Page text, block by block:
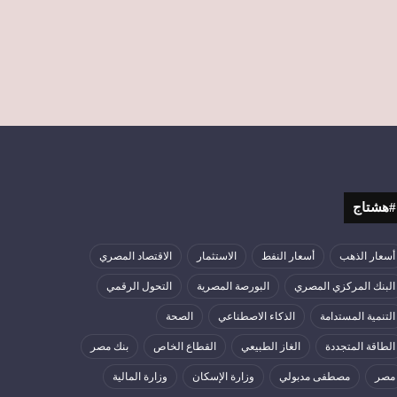
#هشتاج
أسعار الذهب أسعار النفط الاستثمار الاقتصاد المصري
البنك المركزي المصري البورصة المصرية التحول الرقمي
التنمية المستدامة الذكاء الاصطناعي الصحة
الطاقة المتجددة الغاز الطبيعي القطاع الخاص بنك مصر
مصر مصطفى مدبولي وزارة الإسكان وزارة المالية